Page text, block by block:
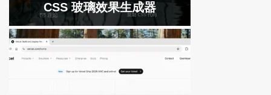
CSS 玻璃效果生成器